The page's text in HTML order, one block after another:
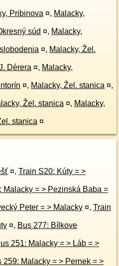
Pribinova ¤, Malacky,
súd ¤, Malacky,
¤, Malacky, Žel.
Dérera ¤, Malacky,
¤, Malacky, Žel. stanica ¤,
Žel. stanica ¤, Malacky,
stanica ¤
¤, Train S20: Kúty = >
= > Pezinská Baba =
Bus 289: Plavecký Peter = > Malacky ¤, Train
- > Kúty ¤, Bus 277: Bílkove
251: Malacky = > Láb = >
Malacky = > Pernek = >